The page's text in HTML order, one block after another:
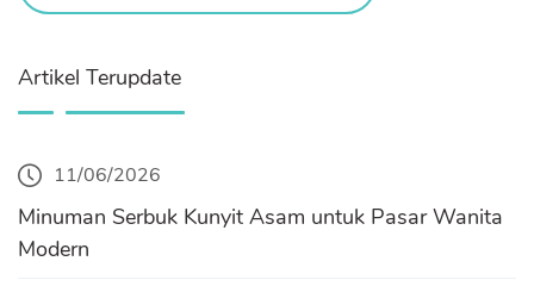
Artikel Terupdate
11/06/2026
Minuman Serbuk Kunyit Asam untuk Pasar Wanita
Modern